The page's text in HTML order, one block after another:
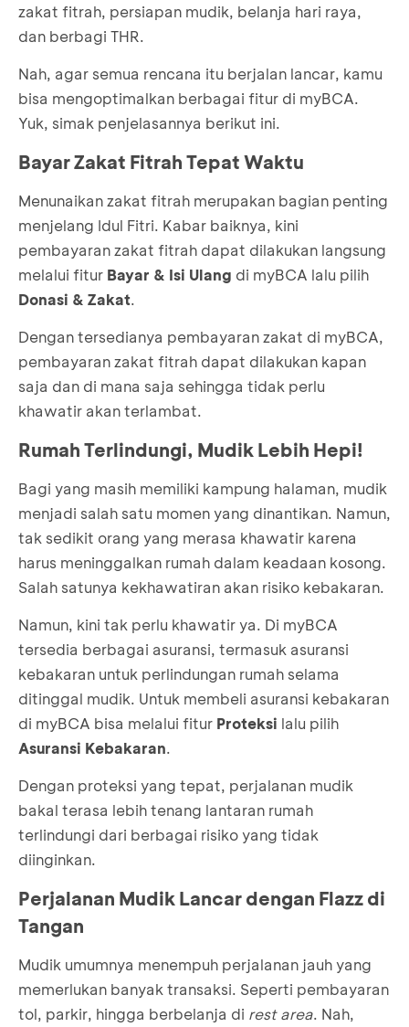
zakat fitrah, persiapan mudik, belanja hari raya,
dan berbagi THR.
Nah, agar semua rencana itu berjalan lancar, kamu
bisa mengoptimalkan berbagai fitur di myBCA.
Yuk, simak penjelasannya berikut ini.
Bayar Zakat Fitrah Tepat Waktu
Menunaikan zakat fitrah merupakan bagian penting
menjelang Idul Fitri. Kabar baiknya, kini
pembayaran zakat fitrah dapat dilakukan langsung
melalui fitur Bayar & Isi Ulang di myBCA lalu pilih
Donasi & Zakat.
Dengan tersedianya pembayaran zakat di myBCA,
pembayaran zakat fitrah dapat dilakukan kapan
saja dan di mana saja sehingga tidak perlu
khawatir akan terlambat.
Rumah Terlindungi, Mudik Lebih Hepi!
Bagi yang masih memiliki kampung halaman, mudik
menjadi salah satu momen yang dinantikan. Namun,
tak sedikit orang yang merasa khawatir karena
harus meninggalkan rumah dalam keadaan kosong.
Salah satunya kekhawatiran akan risiko kebakaran.
Namun, kini tak perlu khawatir ya. Di myBCA
tersedia berbagai asuransi, termasuk asuransi
kebakaran untuk perlindungan rumah selama
ditinggal mudik. Untuk membeli asuransi kebakaran
di myBCA bisa melalui fitur Proteksi lalu pilih
Asuransi Kebakaran.
Dengan proteksi yang tepat, perjalanan mudik
bakal terasa lebih tenang lantaran rumah
terlindungi dari berbagai risiko yang tidak
diinginkan.
Perjalanan Mudik Lancar dengan Flazz di
Tangan
Mudik umumnya menempuh perjalanan jauh yang
memerlukan banyak transaksi. Seperti pembayaran
tol, parkir, hingga berbelanja di rest area. Nah,